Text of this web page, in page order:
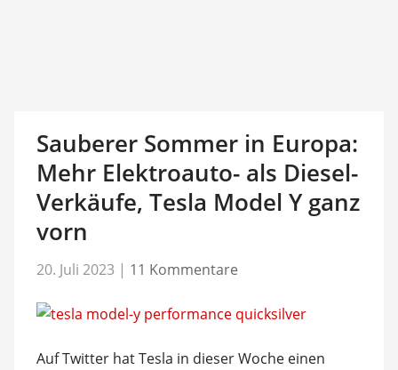
Sauberer Sommer in Europa:
Mehr Elektroauto- als Diesel-
Verkäufe, Tesla Model Y ganz
vorn
20. Juli 2023 | 11 Kommentare
Auf Twitter hat Tesla in dieser Woche einen